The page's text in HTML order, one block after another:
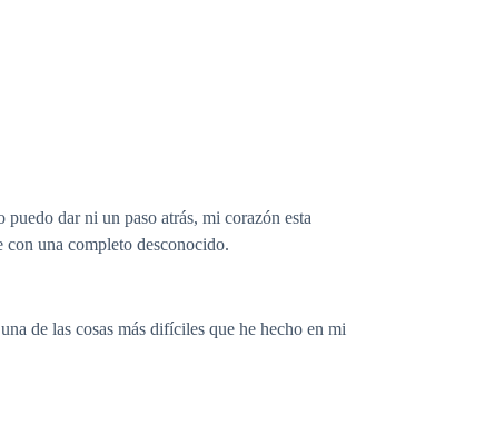
dar ni un paso atrás, mi corazón esta
con una completo desconocido.
de las cosas más difíciles que he hecho en mi